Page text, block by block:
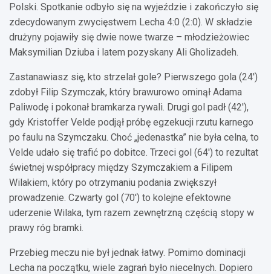
Polski. Spotkanie odbyło się na wyjeździe i zakończyło się
zdecydowanym zwycięstwem Lecha 4:0 (2:0). W składzie
drużyny pojawiły się dwie nowe twarze – młodzieżowiec
Maksymilian Dziuba i latem pozyskany Ali Gholizadeh.
Zastanawiasz się, kto strzelał gole? Pierwszego gola (24′)
zdobył Filip Szymczak, który brawurowo ominął Adama
Paliwodę i pokonał bramkarza rywali. Drugi gol padł (42′),
gdy Kristoffer Velde podjął próbę egzekucji rzutu karnego
po faulu na Szymczaku. Choć „jedenastka” nie była celna, to
Velde udało się trafić po dobitce. Trzeci gol (64′) to rezultat
świetnej współpracy między Szymczakiem a Filipem
Wilakiem, który po otrzymaniu podania zwiększył
prowadzenie. Czwarty gol (70′) to kolejne efektowne
uderzenie Wilaka, tym razem zewnętrzną częścią stopy w
prawy róg bramki.
Przebieg meczu nie był jednak łatwy. Pomimo dominacji
Lecha na początku, wiele zagrań było niecelnych. Dopiero